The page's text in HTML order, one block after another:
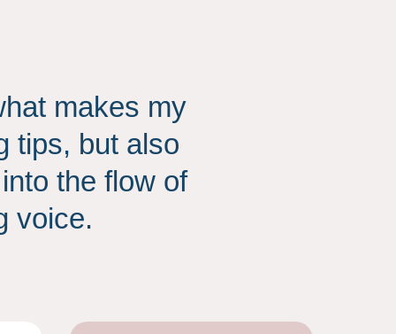
makes my
tips, but also
the flow of
voice.